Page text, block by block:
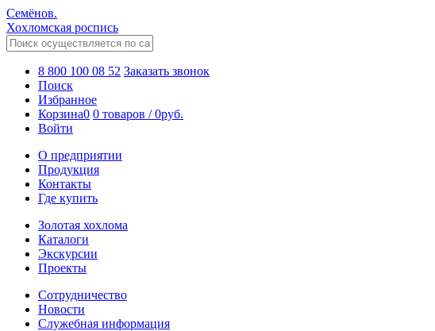
Семёнов.
Хохломская роспись
8 800 100 08 52 Заказать звонок
Поиск
Избранное
Корзина0 0 товаров /0руб.
Войти
О предприятии
Продукция
Контакты
Где купить
Золотая хохлома
Каталоги
Экскурсии
Проекты
Сотрудничество
Новости
Служебная информация